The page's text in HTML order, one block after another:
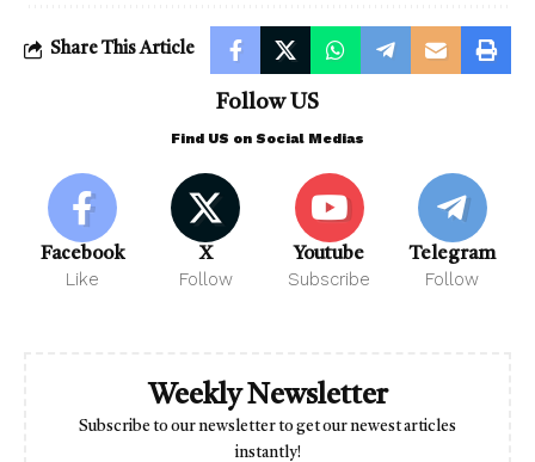
Share This Article
Follow US
Find US on Social Medias
Facebook
Like
X
Follow
Youtube
Subscribe
Telegram
Follow
Weekly Newsletter
Subscribe to our newsletter to get our newest articles
instantly!